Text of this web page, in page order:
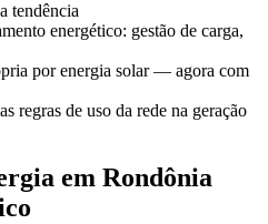
tendência
energético: gestão de carga,
por energia solar — agora com
regras de uso da rede na geração
em Rondônia